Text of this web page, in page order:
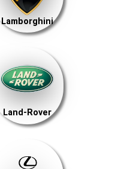
Lamborghini
Land-Rover